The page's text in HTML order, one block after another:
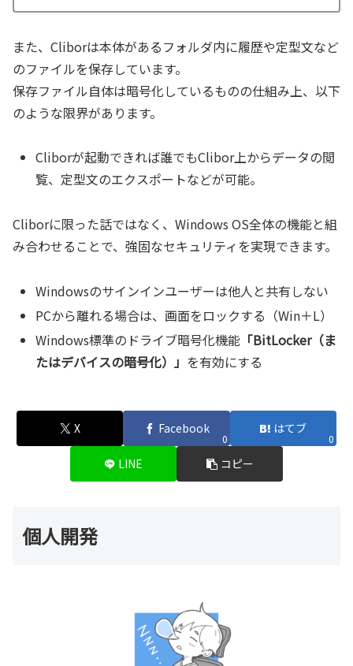
また、Cliborは本体があるフォルダ内に履歴や定型文など
のファイルを保存しています。
保存ファイル自体は暗号化しているものの仕組み上、以下
のような限界があります。
Cliborが起動できれば誰でもClibor上からデータの閲
覧、定型文のエクスポートなどが可能。
Cliborに限った話ではなく、Windows OS全体の機能と組
み合わせることで、強固なセキュリティを実現できます。
Windowsのサインインユーザーは他人と共有しない
PCから離れる場合は、画面をロックする（Win＋L）
Windows標準のドライブ暗号化機能 「BitLocker（ま
たはデバイスの暗号化）」 を有効にする
X Facebook
0
はてブ
0
LINE コピー
個人開発